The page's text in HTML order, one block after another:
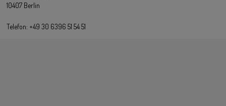
10407 Berlin
Telefon: +49 30 6396 51 54 51